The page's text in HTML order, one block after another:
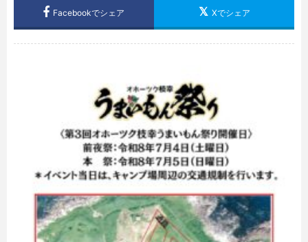
Facebookでシェア Xでシェア